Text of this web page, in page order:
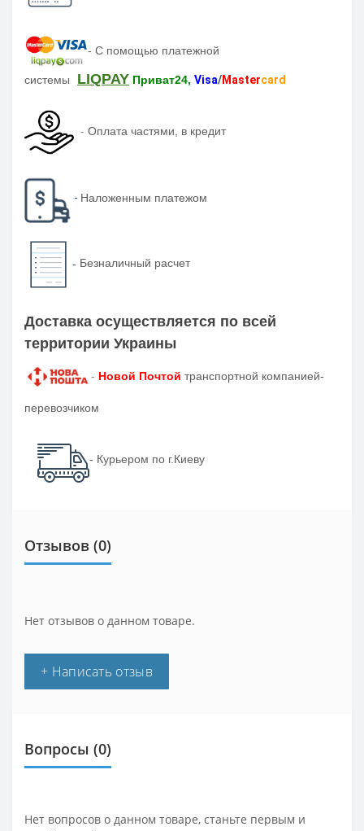
- С помощью платежной
системы LIQPAY Приват24, Visa/Mastercard
- Оплата частями, в кредит
- Наложенным платежом
- Безналичный расчет
Доставка осуществляется по всей
территории Украины
- Новой Почтой транспортной компанией-
перевозчиком
- Курьером по г.Киеву
Отзывов (0)
Нет отзывов о данном товаре.
+ Написать отзыв
Вопросы (0)
Нет вопросов о данном товаре, станьте первым и